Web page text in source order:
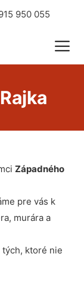
950 055
Západného
pre vás k
murára a
ktoré nie